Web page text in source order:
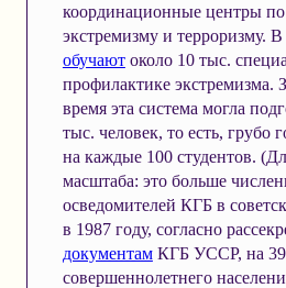
координационные центры
экстремизму и терроризму.
обучаютоколо 10 тыс.
профилактике экстремизма.
время эта система могла
тыс. человек, то есть, грубо
на каждые 100 студентов.
масштаба: это больше
осведомителей КГБ в
в 1987 году, согласно
документамКГБ УССР, на
совершеннолетнего